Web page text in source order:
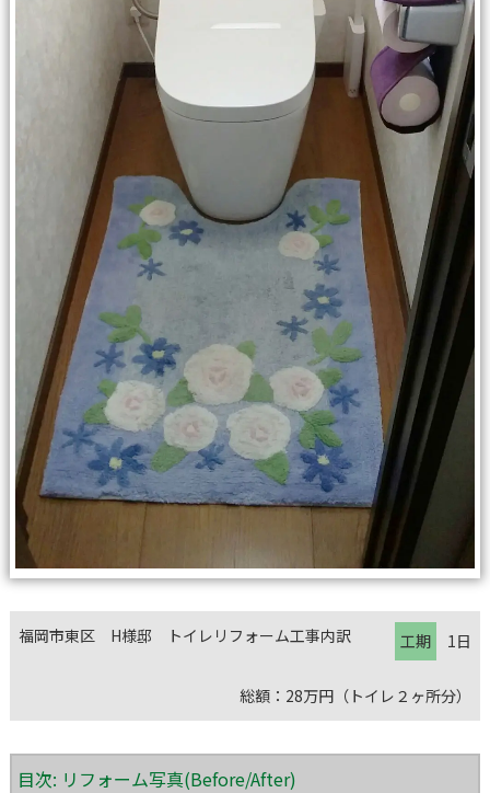
福岡市東区 H様邸 トイレリフォーム工事内訳 工期 1日
総額：28万円（トイレ２ヶ所分）
目次: リフォーム写真(Before/After)